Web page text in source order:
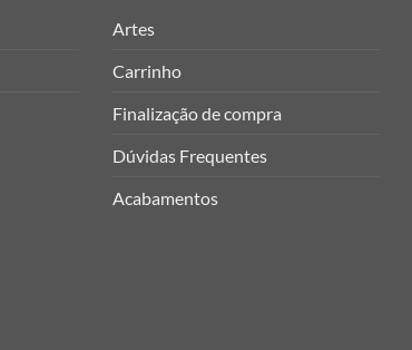
Artes
Carrinho
Finalização de compra
Dúvidas Frequentes
Acabamentos